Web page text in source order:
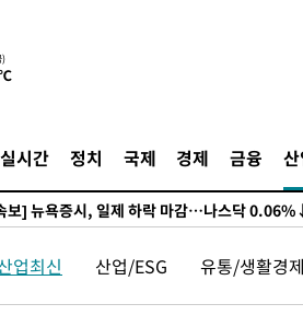
)
실시간 정치 국제 경제 금융
보]美, 폴리실리콘 수입 규제…파생제품 15%
보] 뉴욕증시, 일제 하락 마감…나스닥
보]트럼프, 美 원정출산 금지 행정명령 서명
보] 뉴욕증시, 일제 하락 마감…나스닥
업최신 산업/ESG 유통/생활경제